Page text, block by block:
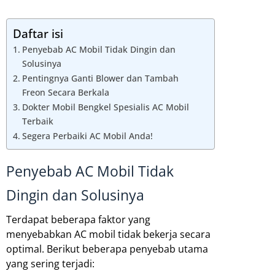
Daftar isi
Penyebab AC Mobil Tidak Dingin dan
Solusinya
Pentingnya Ganti Blower dan Tambah
Freon Secara Berkala
Dokter Mobil Bengkel Spesialis AC Mobil
Terbaik
Segera Perbaiki AC Mobil Anda!
Penyebab AC Mobil Tidak
Dingin dan Solusinya
Terdapat beberapa faktor yang
menyebabkan AC mobil tidak bekerja secara
optimal. Berikut beberapa penyebab utama
yang sering terjadi: